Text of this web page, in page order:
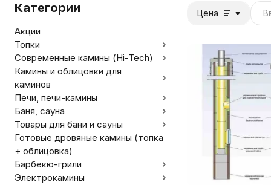
Цена
Категории
Акции
Топки
Современные камины (Hi-Tech)
Камины и облицовки для
каминов
Печи, печи-камины
Баня, сауна
Товары для бани и сауны
Готовые дровяные камины (топка
+ облицовка)
Барбекю-грили
Электрокамины